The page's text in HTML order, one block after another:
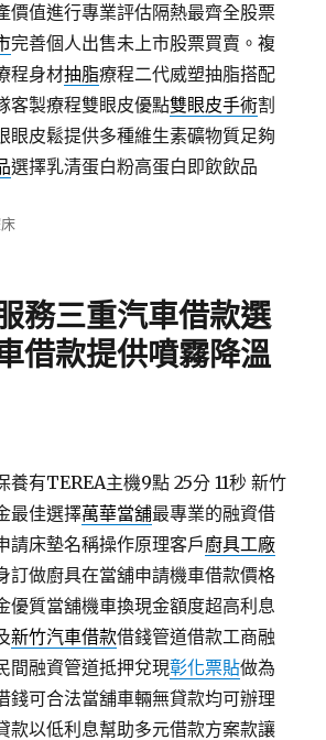
價值進行專業評估隔熱最齊全股票
完善個人出售未上市股票買賣。複
程身材抽脂療程二代威塑抽脂搭配
客製療程雙眼皮優點雙眼皮手術割
眼皮鬆提供多種維生素礦物質足夠
選擇乳清蛋白粉高蛋白即飲飲品
務三重汽車借款選
借款提供噴霧降溫
養有TEREA主機9點 25分 11秒 新竹
最佳選擇萬華當舖最專業的融資借
請床墊名稱操作原理客戶廚具工廠
訂做廚具在當舖申請機車借款價格
優質當舖機車換現金額度超高利息
新竹汽車借款借錢管道借款工商融
間融資管道抵押兌現彰化票貼做為
錢可合法當舖車輛無貸款均可辦理
款以低利息幫助多元借款方案款讓